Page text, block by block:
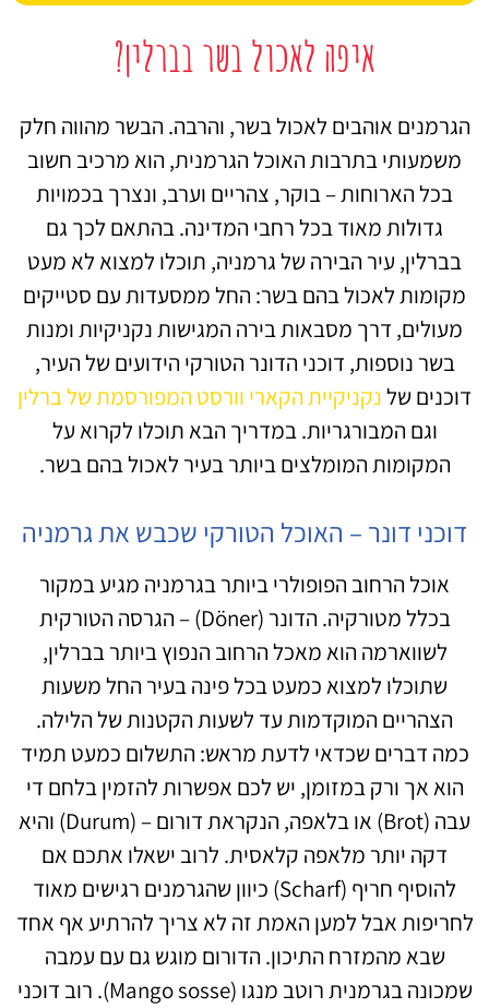
איפה לאכול בשר בברלין?
הגרמנים אוהבים לאכול בשר, והרבה. הבשר מהווה חלק
משמעותי בתרבות האוכל הגרמנית, הוא מרכיב חשוב
בכל הארוחות – בוקר, צהריים וערב, ונצרך בכמויות
גדולות מאוד בכל רחבי המדינה. בהתאם לכך גם
בברלין, עיר הבירה של גרמניה, תוכלו למצוא לא מעט
מקומות לאכול בהם בשר: החל ממסעדות עם סטייקים
מעולים, דרך מסבאות בירה המגישות נקניקיות ומנות
בשר נוספות, דוכני הדונר הטורקי הידועים של העיר,
דוכנים שלנקניקיית הקארי וורסט המפורסמת של ברלין
וגם המבורגריות. במדריך הבא תוכלו לקרוא על
המקומות המומלצים ביותר בעיר לאכול בהם בשר.
דוכני דונר – האוכל הטורקי שכבש את גרמניה
אוכל הרחוב הפופולרי ביותר בגרמניה מגיע במקור
בכלל מטורקיה. הדונר (Döner) – הגרסה הטורקית
לשווארמה הוא מאכל הרחוב הנפוץ ביותר בברלין,
שתוכלו למצוא כמעט בכל פינה בעיר החל משעות
הצהריים המוקדמות עד לשעות הקטנות של הלילה.
כמה דברים שכדאי לדעת מראש: התשלום כמעט תמיד
הוא אך ורק במזומן, יש לכם אפשרות להזמין בלחם די
עבה (Brot) או בלאפה, הנקראת דורום – (Durum) והיא
דקה יותר מלאפה קלאסית. לרוב ישאלו אתכם אם
להוסיף חריף (Scharf) כיוון שהגרמנים רגישים מאוד
לחריפות אבל למען האמת זה לא צריך להרתיע אף אחד
שבא מהמזרח התיכון. הדורום מוגש גם עם עמבה
שמכונה בגרמנית רוטב מנגו (Mango sosse). רוב דוכני